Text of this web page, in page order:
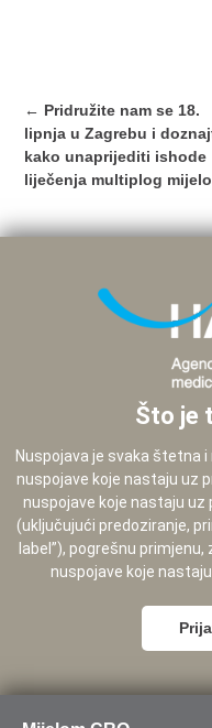
Post
navigation
← Pridružite nam se 18.
lipnja u Zagrebu i
kako unaprijediti ishode
liječenja multiplog
Što je
Nuspojava je svaka štetna
nuspojave koje nastaju uz
nuspojave koje nastaju uz
(uključujući predoziranje,
label”), pogrešnu
nuspojave koje